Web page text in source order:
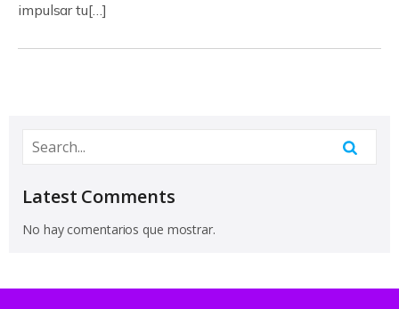
impulsar tu[…]
Latest Comments
No hay comentarios que mostrar.